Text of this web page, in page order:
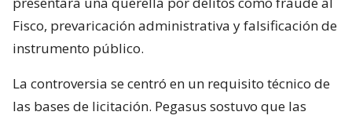
Fisco, prevaricación administrativa y falsificación de
instrumento público.
La controversia se centró en un requisito técnico de
las bases de licitación. Pegasus sostuvo que las